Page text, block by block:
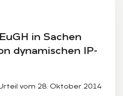
in Sa­chen
dy­na­mi­schen IP-
vom 28. Oktober 2014